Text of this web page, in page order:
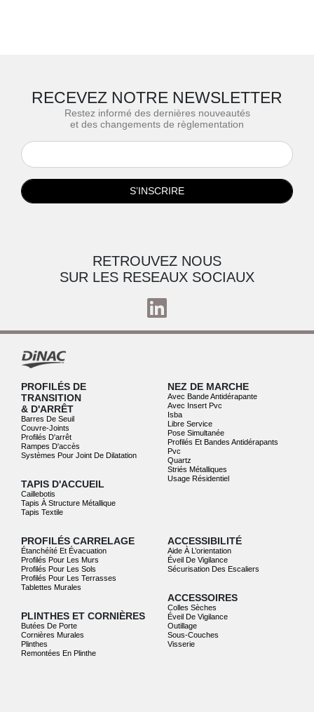
RECEVEZ NOTRE NEWSLETTER
Restez informé des dernières nouveautés
et des changements de règlementation
S’INSCRIRE
RETROUVEZ NOUS
SUR LES RESEAUX SOCIAUX
PROFILÉS DE
TRANSITION
& D'ARRÊT
Barres De Seuil
Couvre-Joints
Profilés D'arrêt
Rampes D'accès
Systèmes Pour Joint De Dilatation
TAPIS D'ACCUEIL
Caillebotis
Tapis À Structure Métallique
Tapis Textile
NEZ DE MARCHE
Avec Bande Antidérapante
Avec Insert Pvc
Isba
Libre Service
Pose Simultanée
Profilés Et Bandes Antidérapants
Pvc
Quartz
Striés Métalliques
Usage Résidentiel
PROFILÉS CARRELAGE
Étanchéíté Et Évacuation
Profilés Pour Les Murs
Profilés Pour Les Sols
Profilés Pour Les Terrasses
Tablettes Murales
PLINTHES ET CORNIÈRES
Butées De Porte
Cornières Murales
Plinthes
Remontées En Plinthe
ACCESSIBILITÉ
Aide À L’orientation
Éveil De Vigilance
Sécurisation Des Escaliers
ACCESSOIRES
Colles Sèches
Éveil De Vigilance
Outillage
Sous-Couches
Visserie